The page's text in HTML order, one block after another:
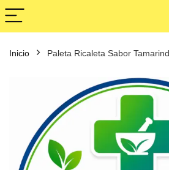
Inicio Paleta Ricaleta Sabor